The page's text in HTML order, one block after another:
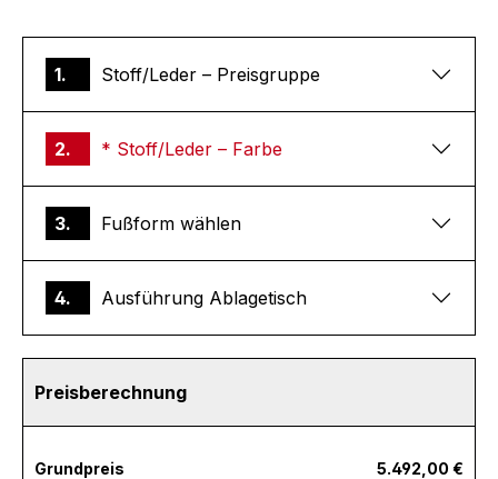
1. Stoff/Leder – Preisgruppe
2. * Stoff/Leder – Farbe
3. Fußform wählen
4. Ausführung Ablagetisch
Preisberechnung
Grundpreis 5.492,00 €